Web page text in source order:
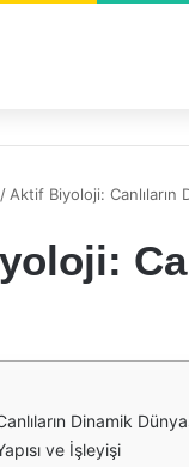
/ Aktif Biyoloji: Canlıların
Dinamik
ve İşleyişi